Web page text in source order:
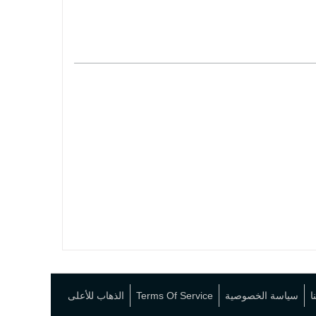
سياسة الخصوصية Terms Of Service الذهاب للأعلى